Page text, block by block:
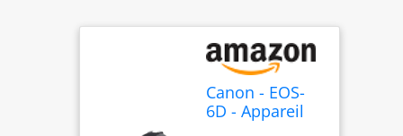
Canon - EOS-
6D - Appareil